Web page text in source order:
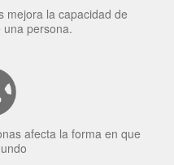
mejora la capacidad de
persona.